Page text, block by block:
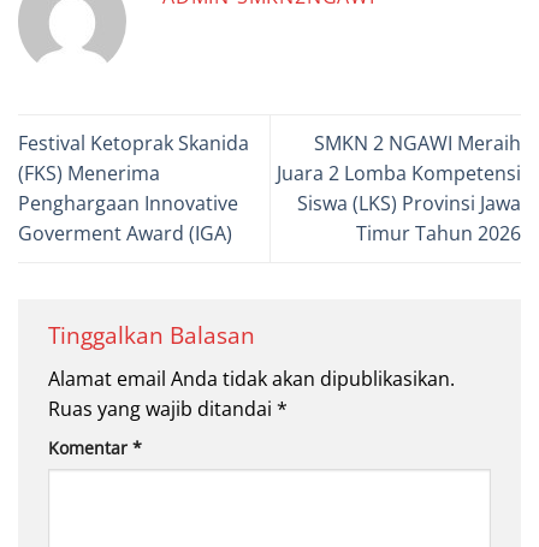
Festival Ketoprak Skanida
(FKS) Menerima
Penghargaan Innovative
Goverment Award (IGA)
SMKN 2 NGAWI Meraih
Juara 2 Lomba Kompetensi
Siswa (LKS) Provinsi Jawa
Timur Tahun 2026
Tinggalkan Balasan
Alamat email Anda tidak akan dipublikasikan.
Ruas yang wajib ditandai *
Komentar *